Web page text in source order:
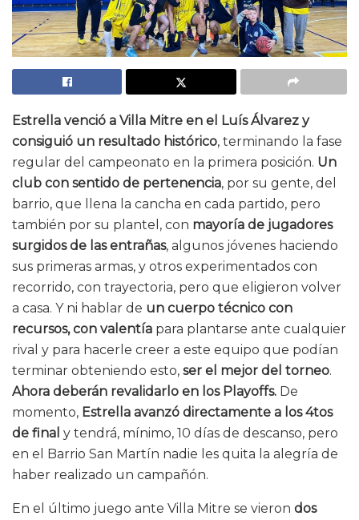
Estrella venció a Villa Mitre en el Luís Álvarez y
consiguió un resultado histórico, terminando la fase
regular del campeonato en la primera posición. Un
club con sentido de pertenencia, por su gente, del
barrio, que llena la cancha en cada partido, pero
también por su plantel, con mayoría de jugadores
surgidos de las entrañas, algunos jóvenes haciendo
sus primeras armas, y otros experimentados con
recorrido, con trayectoria, pero que eligieron volver
a casa. Y ni hablar de un cuerpo técnico con
recursos, con valentía para plantarse ante cualquier
rival y para hacerle creer a este equipo que podían
terminar obteniendo esto, ser el mejor del torneo.
Ahora deberán revalidarlo en los Playoffs. De
momento, Estrella avanzó directamente a los 4tos
de final y tendrá, mínimo, 10 días de descanso, pero
en el Barrio San Martín nadie les quita la alegría de
haber realizado un campañón.
En el último juego ante Villa Mitre se vieron dos